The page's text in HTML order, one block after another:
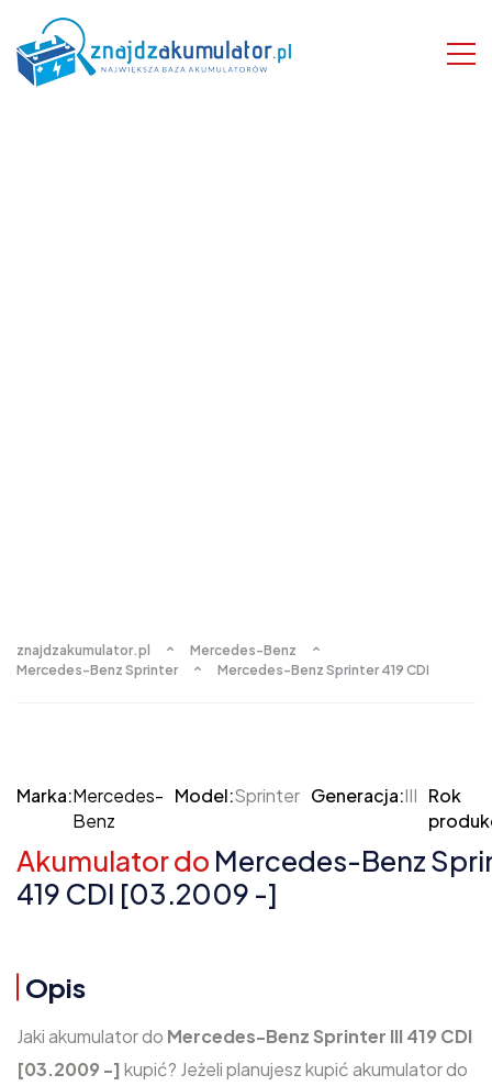
znajdzakumulator.pl
Mercedes-Benz
Mercedes-Benz Sprinter
Mercedes-Benz Sprinter 419 CDI
Marka:Mercedes-
Benz
Model:Sprinter Generacja:III Rok
Akumulator do Mercedes-Benz
419 CDI [03.2009 -]
Opis
Jaki akumulator do Mercedes-Benz Sprinter III 419 CDI
[03.2009 -] kupić? Jeżeli planujesz kupić akumulator do